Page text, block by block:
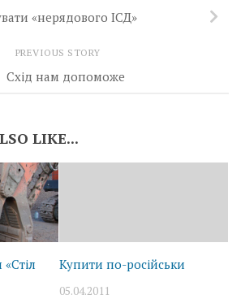
«нерядового ІСД»
PREVIOUS STORY
Схід нам допоможе
LIKE...
Купити по-російськи
05.04.2011